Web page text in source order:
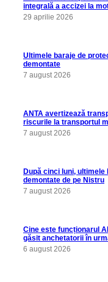
integrală a accizei la
29 aprilie 2026
Ultimele baraje de
demontate
7 august 2026
ANTA avertizează
riscurile la transportul
7 august 2026
După cinci luni,
demontate de pe Nistru
7 august 2026
Cine este funcționarul
găsit anchetatorii în
6 august 2026